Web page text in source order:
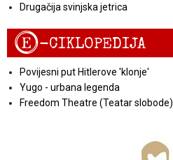
Drugačija svinjska jetrica
E-CIKLOPEDIJA
Povijesni put Hitlerove 'klonje'
Yugo - urbana legenda
Freedom Theatre (Teatar slobode)